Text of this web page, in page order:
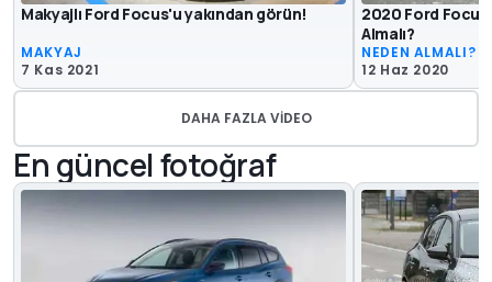
Makyajlı Ford Focus'u yakından görün!
MAKYAJ
7 Kas 2021
2020 Ford Focus
Almalı?
NEDEN ALMALI?
12 Haz 2020
DAHA FAZLA VIDEO
En güncel fotoğraf